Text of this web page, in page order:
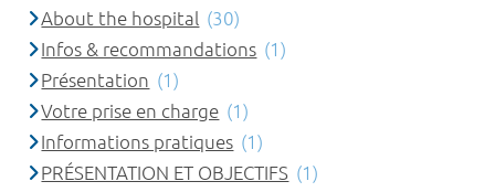
About the hospital (30)
Infos & recommandations (1)
Présentation (1)
Votre prise en charge (1)
Informations pratiques (1)
PRÉSENTATION ET OBJECTIFS (1)